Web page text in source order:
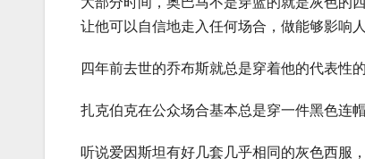
让他可以自信地走入任何场合，做能够影响
四年前去世的乔布斯就总是穿着他的代表性
扎克伯克在公众场合基本总是穿一件黑色连
听说爱因斯坦有好几套几乎相同的灰色西服